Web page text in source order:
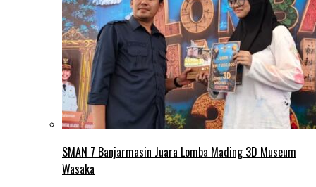
SMAN 7 Banjarmasin Juara Lomba Mading 3D Museum
Wasaka